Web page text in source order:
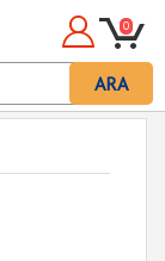
ARA
0